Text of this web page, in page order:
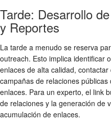
Tarde: Desarrollo
y Reportes
La tarde a menudo se reserva
outreach. Esto implica identificar
enlaces de alta calidad,
campañas de relaciones
enlaces. Para un experto, el link
de relaciones y la generación de
acumulación de enlaces.